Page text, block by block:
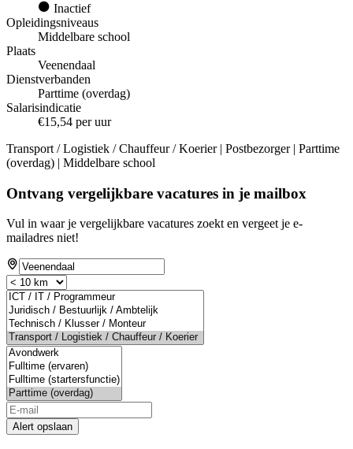
Inactief
Opleidingsniveaus
Middelbare school
Plaats
Veenendaal
Dienstverbanden
Parttime (overdag)
Salarisindicatie
€15,54 per uur
Transport / Logistiek / Chauffeur / Koerier | Postbezorger | Parttime
(overdag) | Middelbare school
Ontvang vergelijkbare vacatures in je mailbox
Vul in waar je vergelijkbare vacatures zoekt en vergeet je e-
mailadres niet!
Alert opslaan